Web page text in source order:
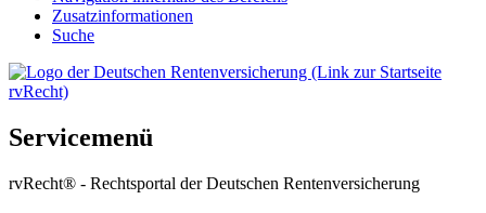
Zusatzinformationen
Suche
Servicemenü
rvRecht® - Rechtsportal der Deutschen Rentenversicherung